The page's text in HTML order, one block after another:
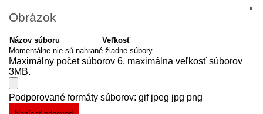
Obrázok
Názov súboru
Veľkosť
Momentálne nie sú nahrané žiadne súbory.
Maximálny počet súborov 6, maximálna veľkosť súborov
3MB.
Podporované formáty súborov: gif jpeg jpg png